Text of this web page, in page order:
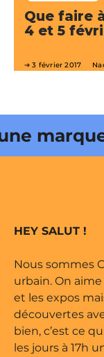
Que faire
4 et 5
3 février 2017
marque
édité par
HEY SALUT !
Nous sommes
urbain. On
et les expos
découvertes
bien, c’est ce
les jours à 17h